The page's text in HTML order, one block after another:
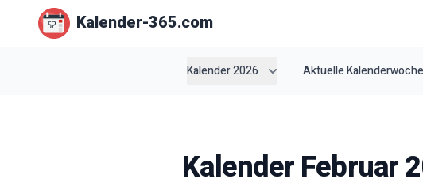
Kalender-365.com
Kalender 2026 Aktuelle Kalenderwoche
KalenderFebruar